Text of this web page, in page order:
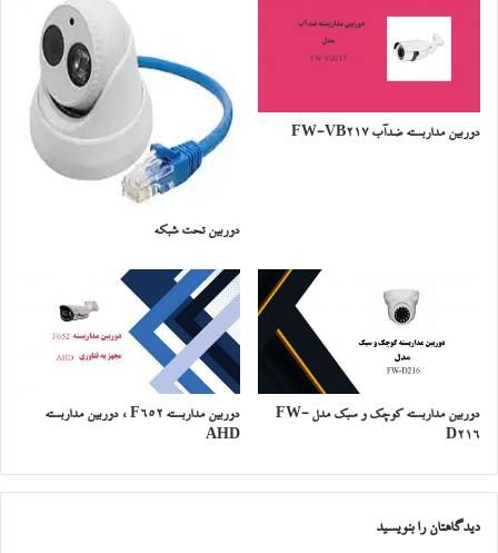
دوربین مداربسته ضدآب FW-VB217
دوربین تحت شبکه
دوربین مداربسته کوچک و سبک مدل FW-
D216
دوربین مداربسته F652 ، دوربین مداربسته
AHD
دیدگاهتان را بنویسید